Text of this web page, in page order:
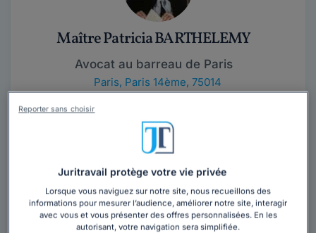
Maître Patricia BARTHELEMY
Avocat au barreau de Paris
Paris, Paris 14ème, 75014
41 années d'expérience
Avocat au Barreau de Paris depuis 33 ans, je suis
spécialisée en droit immobilier: les baux et la
copropriété, les cessions de fonds de...Lire la suite
Juritravail protège votre vie privée
Lorsque vous naviguez sur notre site, nous recueillons des
informations pour mesurer l’audience, améliorer notre site, interagir
avec vous et vous présenter des offres personnalisées. En les
autorisant, votre navigation sera simplifiée.
Reporter sans choisir